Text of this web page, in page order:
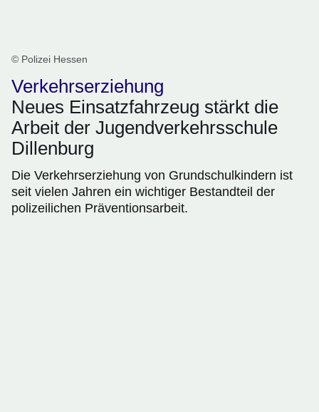
© Polizei Hessen
Verkehrserziehung
Neues Einsatzfahrzeug stärkt die
Arbeit der Jugendverkehrsschule
Dillenburg
Die Verkehrserziehung von Grundschulkindern ist
seit vielen Jahren ein wichtiger Bestandteil der
polizeilichen Präventionsarbeit.